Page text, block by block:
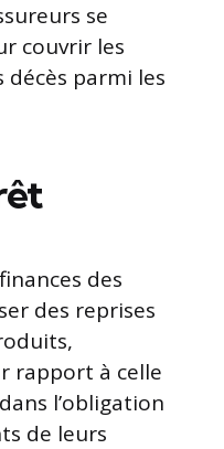
se
couvrir les
décès parmi les
des
des reprises
rapport à celle
l’obligation
de leurs